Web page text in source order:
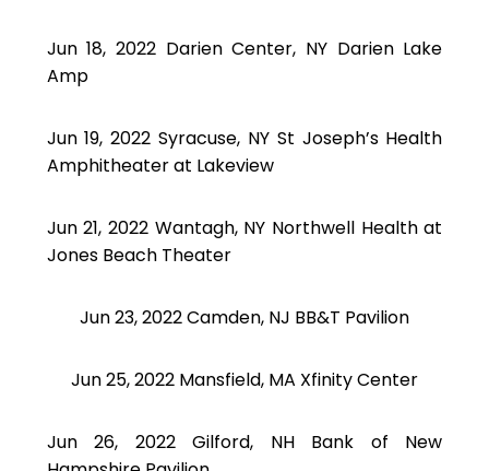
Jun 18, 2022 Darien Center, NY Darien Lake
Amp
Jun 19, 2022 Syracuse, NY St Joseph’s Health
Amphitheater at Lakeview
Jun 21, 2022 Wantagh, NY Northwell Health at
Jones Beach Theater
Jun 23, 2022 Camden, NJ BB&T Pavilion
Jun 25, 2022 Mansfield, MA Xfinity Center
Jun 26, 2022 Gilford, NH Bank of New